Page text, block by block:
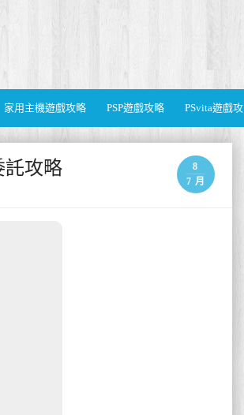
家用主機遊戲攻略 PSP遊戲攻略 PSvita遊戲
託攻略
8
7 月